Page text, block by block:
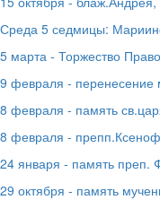
Среда 5 седмицы:
5 марта - Торжество
9 февраля - перенесение
8 февраля - память
8 февраля -
24 января - память преп.
29 октября - память